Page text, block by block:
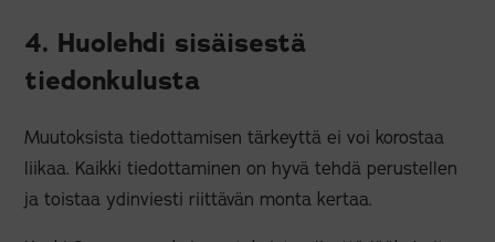
4. Huolehdi sisäisestä
tiedonkulusta
Muutoksista tiedottamisen tärkeyttä ei voi korostaa
liikaa. Kaikki tiedottaminen on hyvä tehdä perustellen
ja toistaa ydinviesti riittävän monta kertaa.